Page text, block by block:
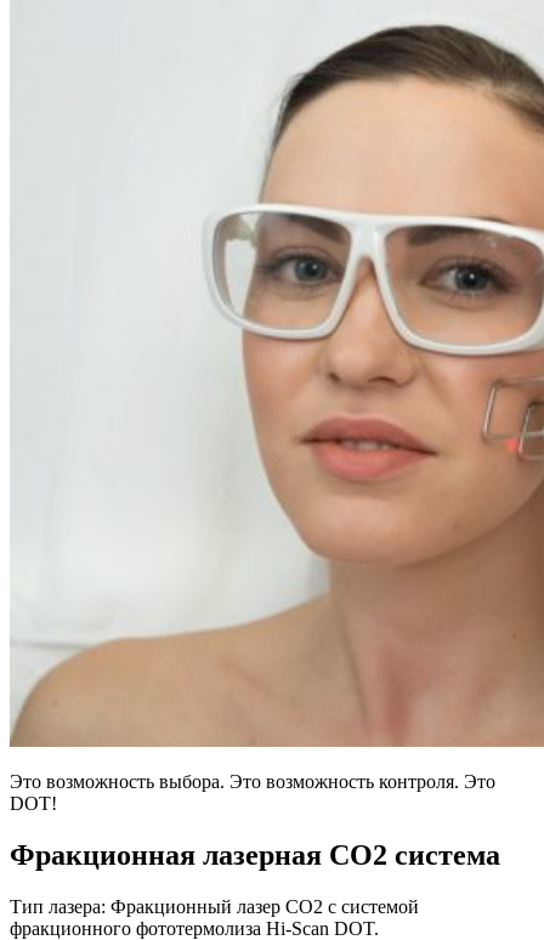
Это возможность выбора. Это возможность контроля. Это
DOT!
Фракционная лазерная CO2 система
Тип лазера: Фракционный лазер CO2 с системой
фракционного фототермолиза Hi-Scan DOT.